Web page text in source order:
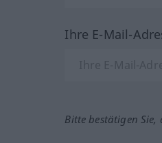
Ihre E-Mail-
Bitte bestätigen Sie,